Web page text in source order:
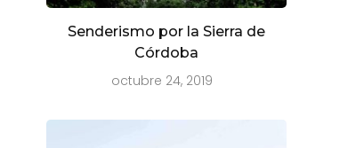
Senderismo por la Sierra de
Córdoba
octubre 24, 2019